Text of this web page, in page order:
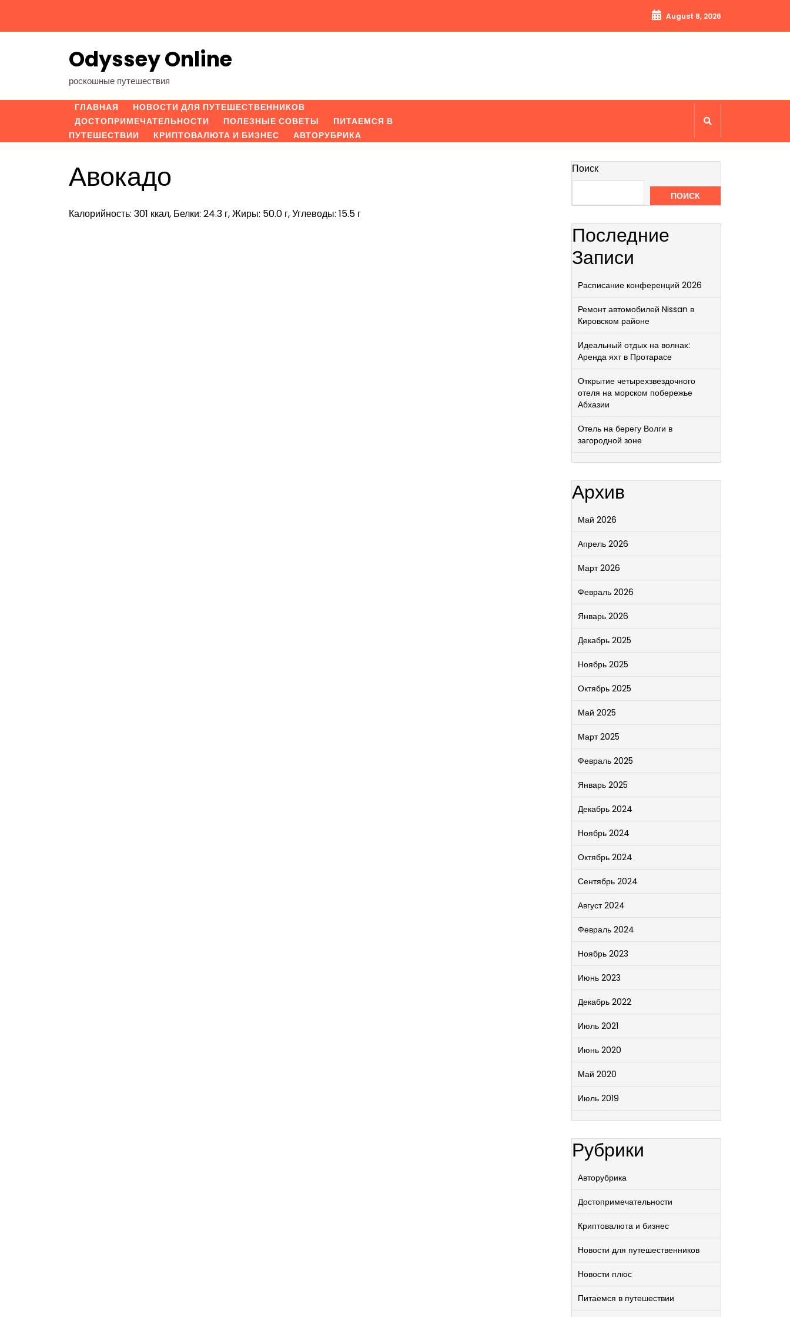
содержимому
August 8, 2026
Odyssey Online
роскошные путешествия
ГЛАВНАЯ
НОВОСТИ ДЛЯ ПУТЕШЕСТВЕННИКОВ
ДОСТОПРИМЕЧАТЕЛЬНОСТИ
ПОЛЕЗНЫЕ СОВЕТЫ
ПИТАЕМСЯ В
ПУТЕШЕСТВИИ
КРИПТОВАЛЮТА И БИЗНЕС АВТОРУБРИКА
Авокадо
Калорийность: 301 ккал, Белки: 24.3 г, Жиры: 50.0 г, Углеводы: 15.5 г
Поиск
ПОИСК
Последние
Записи
Расписание конференций 2026
Ремонт автомобилей Nissan в
Кировском районе
Идеальный отдых на волнах:
Аренда яхт в Протарасе
Открытие четырехзвездочного
отеля на морском побережье
Абхазии
Отель на берегу Волги в
загородной зоне
Архив
Май 2026
Апрель 2026
Март 2026
Февраль 2026
Январь 2026
Декабрь 2025
Ноябрь 2025
Октябрь 2025
Май 2025
Март 2025
Февраль 2025
Январь 2025
Декабрь 2024
Ноябрь 2024
Октябрь 2024
Сентябрь 2024
Август 2024
Февраль 2024
Ноябрь 2023
Июнь 2023
Декабрь 2022
Июль 2021
Июнь 2020
Май 2020
Июль 2019
Рубрики
Авторубрика
Достопримечательности
Криптовалюта и бизнес
Новости для путешественников
Новости плюс
Питаемся в путешествии